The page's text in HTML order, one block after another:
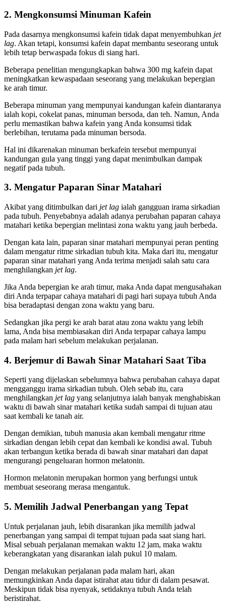
2. Mengkonsumsi Minuman Kafein
Pada dasarnya mengkonsumsi kafein tidak dapat menyembuhkan jet
lag. Akan tetapi, konsumsi kafein dapat membantu seseorang untuk
lebih tetap berwaspada fokus di siang hari.
Beberapa penelitian mengungkapkan bahwa 300 mg kafein dapat
meningkatkan kewaspadaan seseorang yang melakukan bepergian
ke arah timur.
Beberapa minuman yang mempunyai kandungan kafein diantaranya
ialah kopi, cokelat panas, minuman bersoda, dan teh. Namun, Anda
perlu memastikan bahwa kafein yang Anda konsumsi tidak
berlebihan, terutama pada minuman bersoda.
Hal ini dikarenakan minuman berkafein tersebut mempunyai
kandungan gula yang tinggi yang dapat menimbulkan dampak
negatif pada tubuh.
3. Mengatur Paparan Sinar Matahari
Akibat yang ditimbulkan dari jet lag ialah gangguan irama sirkadian
pada tubuh. Penyebabnya adalah adanya perubahan paparan cahaya
matahari ketika bepergian melintasi zona waktu yang jauh berbeda.
Dengan kata lain, paparan sinar matahari mempunyai peran penting
dalam mengatur ritme sirkadian tubuh kita. Maka dari itu, mengatur
paparan sinar matahari yang Anda terima menjadi salah satu cara
menghilangkan jet lag.
Jika Anda bepergian ke arah timur, maka Anda dapat mengusahakan
diri Anda terpapar cahaya matahari di pagi hari supaya tubuh Anda
bisa beradaptasi dengan zona waktu yang baru.
Sedangkan jika pergi ke arah barat atau zona waktu yang lebih
lama, Anda bisa membiasakan diri Anda terpapar cahaya lampu
pada malam hari sebelum melakukan perjalanan.
4. Berjemur di Bawah Sinar Matahari Saat Tiba
Seperti yang dijelaskan sebelumnya bahwa perubahan cahaya dapat
mengganggu irama sirkadian tubuh. Oleh sebab itu, cara
menghilangkan jet lag yang selanjutnya ialah banyak menghabiskan
waktu di bawah sinar matahari ketika sudah sampai di tujuan atau
saat kembali ke tanah air.
Dengan demikian, tubuh manusia akan kembali mengatur ritme
sirkadian dengan lebih cepat dan kembali ke kondisi awal. Tubuh
akan terbangun ketika berada di bawah sinar matahari dan dapat
mengurangi pengeluaran hormon melatonin.
Hormon melatonin merupakan hormon yang berfungsi untuk
membuat seseorang merasa mengantuk.
5. Memilih Jadwal Penerbangan yang Tepat
Untuk perjalanan jauh, lebih disarankan jika memilih jadwal
penerbangan yang sampai di tempat tujuan pada saat siang hari.
Misal sebuah perjalanan memakan waktu 12 jam, maka waktu
keberangkatan yang disarankan ialah pukul 10 malam.
Dengan melakukan perjalanan pada malam hari, akan
memungkinkan Anda dapat istirahat atau tidur di dalam pesawat.
Meskipun tidak bisa nyenyak, setidaknya tubuh Anda telah
beristirahat.